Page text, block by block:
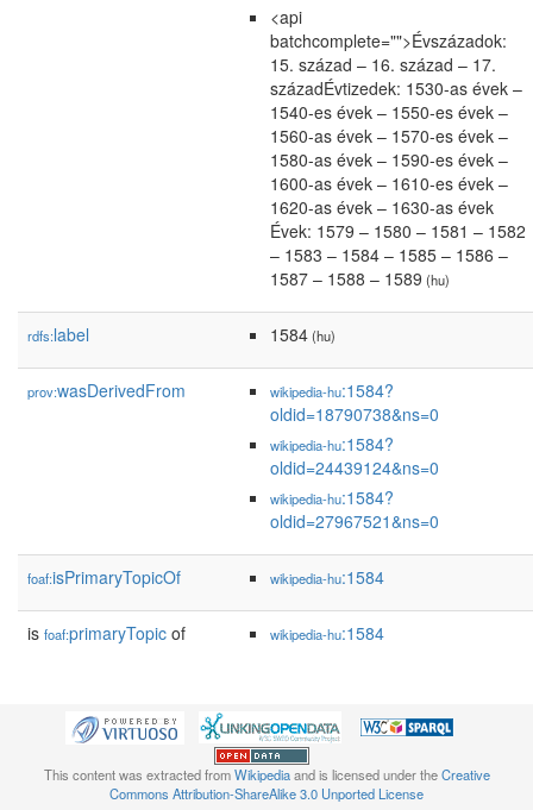
<api
batchcomplete="">Évszázadok:
15. század – 16. század – 17.
századÉvtizedek: 1530-as évek –
1540-es évek – 1550-es évek –
1560-as évek – 1570-es évek –
1580-as évek – 1590-es évek –
1600-as évek – 1610-es évek –
1620-as évek – 1630-as évek
Évek: 1579 – 1580 – 1581 – 1582
– 1583 – 1584 – 1585 – 1586 –
1587 – 1588 – 1589 (hu)
rdfs:label 1584(hu)
prov:wasDerivedFrom wikipedia-hu:1584?
oldid=18790738&ns=0
wikipedia-hu:1584?
oldid=24439124&ns=0
wikipedia-hu:1584?
oldid=27967521&ns=0
foaf:isPrimaryTopicOf wikipedia-hu:1584
is foaf:primaryTopic of wikipedia-hu:1584
This content was extracted fromWikipediaand is licensed under theCreative
Commons Attribution-ShareAlike 3.0 Unported License